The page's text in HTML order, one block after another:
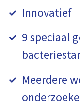
Innovatief
9 speciaal
Meerdere